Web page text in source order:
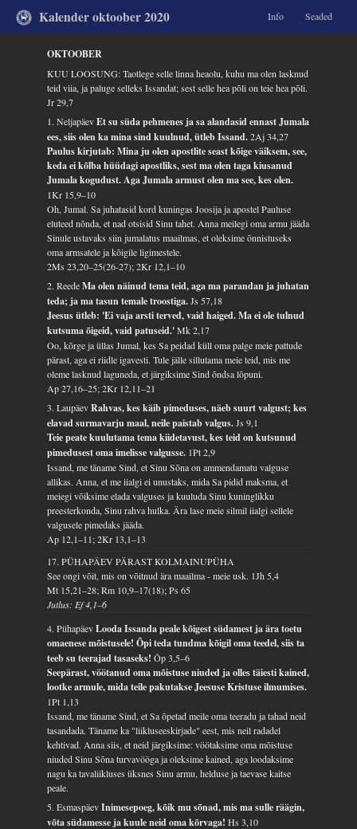
Kalender oktoober 2020 Info Seaded
OKTOOBER
KUU LOOSUNG: Taotlege selle linna heaolu, kuhu ma olen lasknud
teid viia, ja paluge selleks Issandat; sest selle hea põli on teie hea põli.
Jr 29,7
1. NeljapäevEt su süda pehmenes ja sa alandasid ennast Jumala
ees, siis olen ka mina sind kuulnud, ütleb Issand.2Aj 34,27
Paulus kirjutab: Mina ju olen apostlite seast kõige väiksem, see,
keda ei kõlba hüüdagi apostliks, sest ma olen taga kiusanud
Jumala kogudust. Aga Jumala armust olen ma see, kes olen.
1Kr 15,9–10
Oh, Jumal. Sa juhatasid kord kuningas Joosija ja apostel Pauluse
eluteed nõnda, et nad otsisid Sinu tahet. Anna meilegi oma armu jääda
Sinule ustavaks siin jumalatus maailmas, et oleksime õnnistuseks
oma armsatele ja kõigile ligimestele.
2Ms 23,20–25(26-27); 2Kr 12,1–10
2. ReedeMa olen näinud tema teid, aga ma parandan ja juhatan
teda; ja ma tasun temale troostiga.Js 57,18
Jeesus ütleb: 'Ei vaja arsti terved, vaid haiged. Ma ei ole tulnud
kutsuma õigeid, vaid patuseid.'Mk 2,17
Oo, kõrge ja üllas Jumal, kes Sa peidad küll oma palge meie pattude
pärast, aga ei riidle igavesti. Tule jälle sillutama meie teid, mis me
oleme lasknud laguneda, et järgiksime Sind õndsa lõpuni.
Ap 27,16–25; 2Kr 12,11–21
3. LaupäevRahvas, kes käib pimeduses, näeb suurt valgust; kes
elavad surmavarju maal, neile paistab valgus.Js 9,1
Teie peate kuulutama tema kiidetavust, kes teid on kutsunud
pimedusest oma imelisse valgusse. 1Pt 2,9
Issand, me täname Sind, et Sinu Sõna on ammendamatu valguse
allikas. Anna, et me iialgi ei unustaks, mida Sa pidid maksma, et
meiegi võiksime elada valguses ja kuuluda Sinu kuninglikku
preesterkonda, Sinu rahva hulka. Ära lase meie silmil iialgi sellele
valgusele pimedaks jääda.
Ap 12,1–11; 2Kr 13,1–13
17. PÜHAPÄEV PÄRAST KOLMAINUPÜHA
See ongi võit, mis on võitnud ära maailma - meie usk. 1Jh 5,4
Mt 15,21–28; Rm 10,9–17(18); Ps 65
Jutlus: Ef 4,1–6
4. PühapäevLooda Issanda peale kõigest südamest ja ära toetu
omaenese mõistusele! Õpi teda tundma kõigil oma teedel, siis ta
teeb su teerajad tasaseks!Õp 3,5–6
Seepärast, vöötanud oma mõistuse niuded ja olles täiesti kained,
lootke armule, mida teile pakutakse Jeesuse Kristuse ilmumises.
1Pt 1,13
Issand, me täname Sind, et Sa õpetad meile oma teeradu ja tahad neid
tasandada. Täname ka "liikluseeskirjade" eest, mis neil radadel
kehtivad. Anna siis, et neid järgiksime: vöötaksime oma mõistuse
niuded Sinu Sõna turvavööga ja oleksime kained, aga loodaksime
nagu ka tavaliikluses üksnes Sinu armu, helduse ja taevase kaitse
peale.
5. EsmaspäevInimesepoeg, kõik mu sõnad, mis ma sulle räägin,
võta südamesse ja kuule neid oma kõrvaga!Hs 3,10